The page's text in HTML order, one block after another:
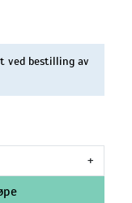
ved bestilling av
+